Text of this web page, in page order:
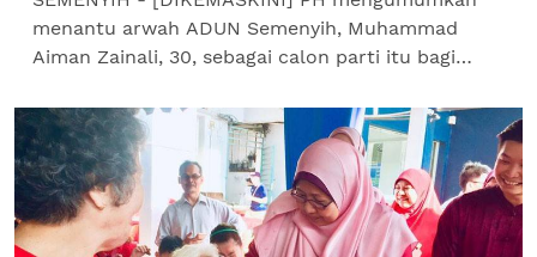
menantu arwah ADUN Semenyih, Muhammad
Aiman Zainali, 30, sebagai calon parti itu bagi
bermula esok sehingga 2 Mac...